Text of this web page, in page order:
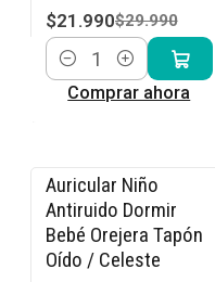
$21.990$29.990
Cantidad
Comprar ahora
-15% OFF
Auricular Niño
Antiruido Dormir
Bebé Orejera Tapón
Oído / Celeste